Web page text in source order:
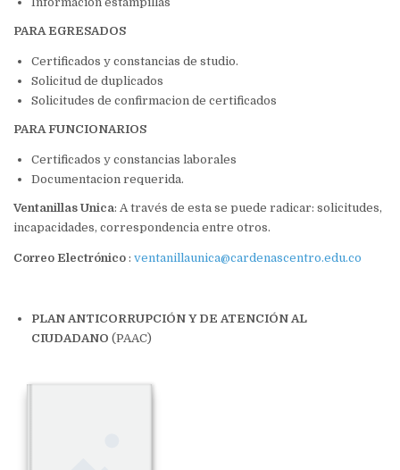
PARA EGRESADOS
Certificados y constancias de studio.
Solicitud de duplicados
Solicitudes de confirmacion de certificados
PARA FUNCIONARIOS
Certificados y constancias laborales
Documentacion requerida.
Ventanillas Unica: A través de esta se puede radicar: solicitudes,
incapacidades, correspondencia entre otros.
Correo Electrónico : ventanillaunica@cardenascentro.edu.co
PLAN ANTICORRUPCIÓN Y DE ATENCIÓN AL
CIUDADANO (PAAC)